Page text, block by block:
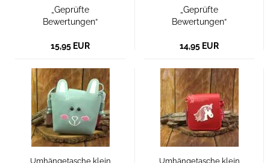
„Geprüfte
Bewertungen“
15,95 EUR
„Geprüfte
Bewertungen“
14,95 EUR
Umhängetasche klein
Umhängetasche klein